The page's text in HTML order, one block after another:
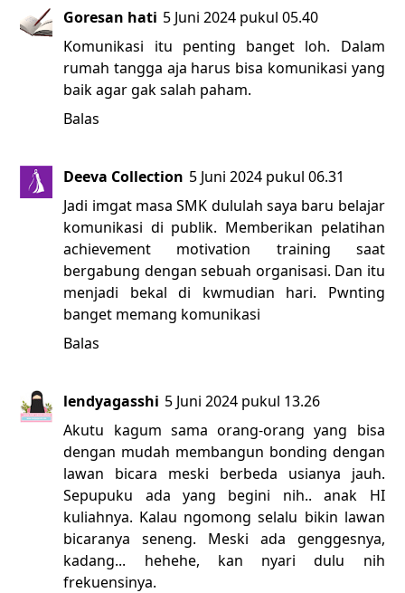
Goresan hati 5 Juni 2024 pukul 05.40
Komunikasi itu penting banget loh. Dalam
rumah tangga aja harus bisa komunikasi yang
baik agar gak salah paham.
Balas
Deeva Collection 5 Juni 2024 pukul 06.31
Jadi imgat masa SMK dululah saya baru belajar
komunikasi di publik. Memberikan pelatihan
achievement motivation training saat
bergabung dengan sebuah organisasi. Dan itu
menjadi bekal di kwmudian hari. Pwnting
banget memang komunikasi
Balas
lendyagasshi 5 Juni 2024 pukul 13.26
Akutu kagum sama orang-orang yang bisa
dengan mudah membangun bonding dengan
lawan bicara meski berbeda usianya jauh.
Sepupuku ada yang begini nih.. anak HI
kuliahnya. Kalau ngomong selalu bikin lawan
bicaranya seneng. Meski ada genggesnya,
kadang... hehehe, kan nyari dulu nih
frekuensinya.